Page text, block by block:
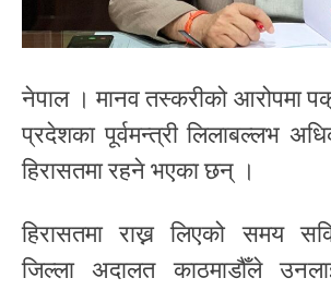
नेपाल । मानव तस्करीको आरोपमा
प्रदेशका पूर्वमन्त्री लिलाबल्लभ
हिरासतमा रहने भएका छन् ।
हिरासतमा राख्न लिएको समय
जिल्ला अदालत काठमाडौँले